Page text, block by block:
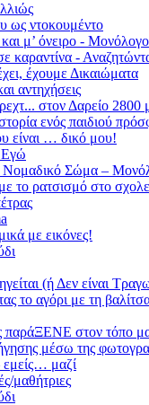
ως ντοκουμέντο
μ’ όνειρο -
καραντίνα -
έχουμε Δικαιώματα
αντηχήσεις
στον Δαρείο 2800
ενός παιδιού
είναι … δικό μου!
Εγώ
Νομαδικό Σώμα –
το ρατσισμό στο
με εικόνες!
(ή Δεν είναι
το αγόρι με τη
παράΞΕΝΕ στον τόπο
μέσω της
μαζί
μαθήτριες